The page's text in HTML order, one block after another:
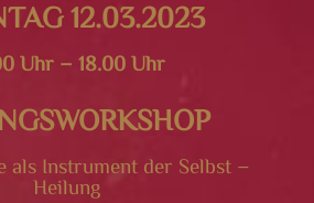
12.03.2023
Uhr – 18.00 Uhr
als Instrument der Selbst –
Heilung